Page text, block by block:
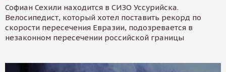
Софиан Сехили находится в СИЗО Уссурийска.
Велосипедист, который хотел поставить рекорд по
скорости пересечения Евразии, подозревается в
незаконном пересечении российской границы